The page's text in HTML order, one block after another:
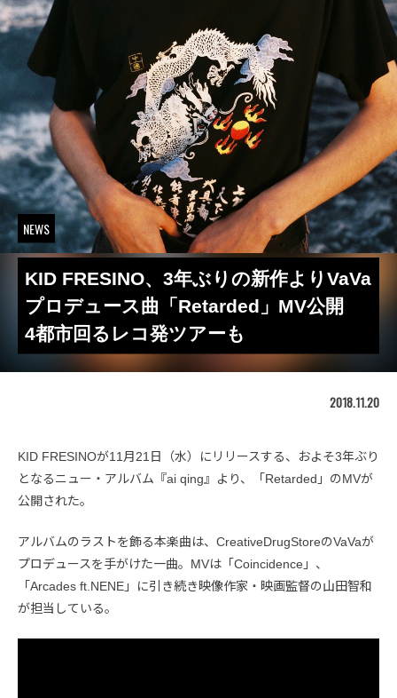
NEWS
KID FRESINO、3年ぶりの新作よりVaVa
プロデュース曲「Retarded」MV公開
4都市回るレコ発ツアーも
2018.11.20
KID FRESINOが11月21日（水）にリリースする、およそ3年ぶり
となるニュー・アルバム『ai qing』より、「Retarded」のMVが
公開された。
アルバムのラストを飾る本楽曲は、CreativeDrugStoreのVaVaが
プロデュースを手がけた一曲。MVは「Coincidence」、
「Arcades ft.NENE」に引き続き映像作家・映画監督の山田智和
が担当している。